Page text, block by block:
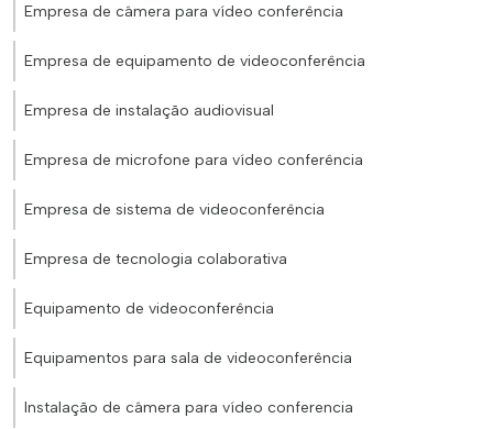
Empresa de câmera para vídeo conferência
Empresa de equipamento de videoconferência
Empresa de instalação audiovisual
Empresa de microfone para vídeo conferência
Empresa de sistema de videoconferência
Empresa de tecnologia colaborativa
Equipamento de videoconferência
Equipamentos para sala de videoconferência
Instalação de câmera para vídeo conferencia